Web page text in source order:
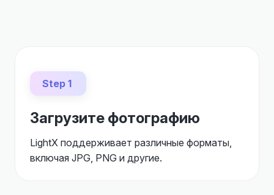
Step 1
Загрузите фотографию
LightX поддерживает различные форматы,
включая JPG, PNG и другие.